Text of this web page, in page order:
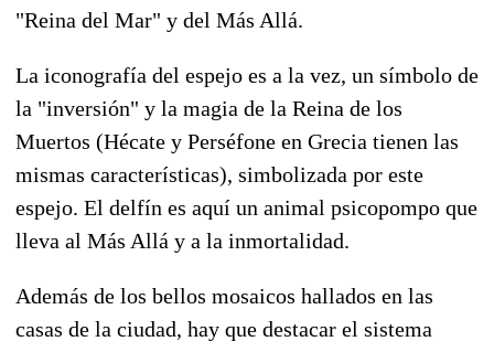
"Reina del Mar" y del Más Allá.
La iconografía del espejo es a la vez, un símbolo de
la "inversión" y la magia de la Reina de los
Muertos (Hécate y Perséfone en Grecia tienen las
mismas características), simbolizada por este
espejo. El delfín es aquí un animal psicopompo que
lleva al Más Allá y a la inmortalidad.
Además de los bellos mosaicos hallados en las
casas de la ciudad, hay que destacar el sistema